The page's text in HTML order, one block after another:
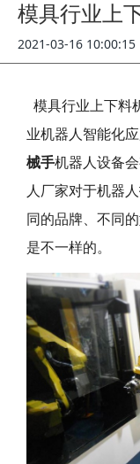
模具行业上
2021-03-16 10:00:15
模具行业上下料
业机器人智能化
械手机器人设备
人厂家对于机器
同的品牌、不同
是不一样的。